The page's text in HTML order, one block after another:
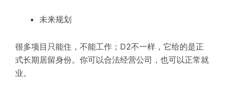
未来规划
很多项目只能住，不能工作；D2不一样，它给的是正
式长期居留身份。你可以合法经营公司，也可以正常就
业。